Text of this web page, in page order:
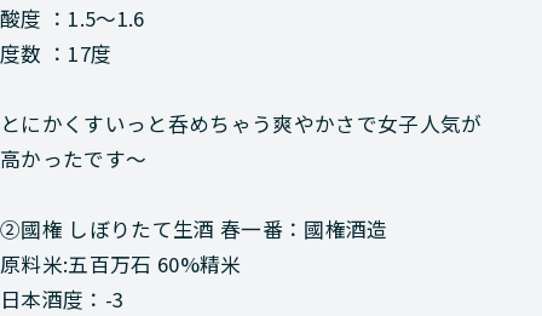
酸度 ：1.5～1.6
度数 ：17度
とにかくすいっと呑めちゃう爽やかさで女子人気が
高かったです～
②國権 しぼりたて生酒 春一番：國権酒造
原料米:五百万石 60%精米
日本酒度：-3